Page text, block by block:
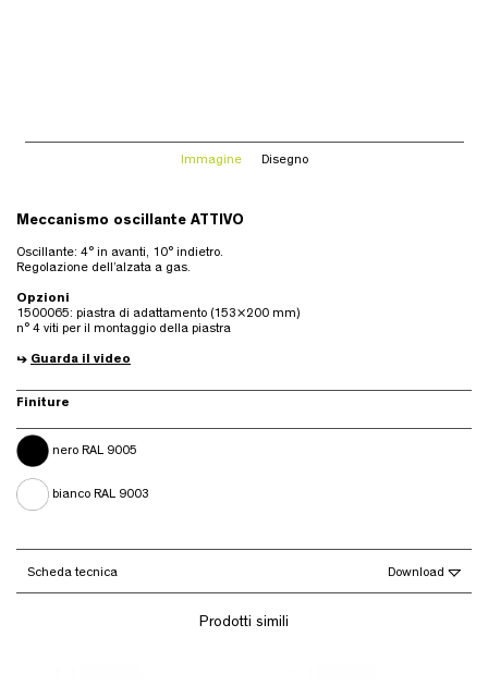
Immagine Disegno
Meccanismo oscillante ATTIVO
Oscillante: 4° in avanti, 10° indietro.
Regolazione dell’alzata a gas.
Opzioni
1500065: piastra di adattamento (153×200 mm)
n° 4 viti per il montaggio della piastra
↳ Guarda il video
Finiture
nero RAL 9005
bianco RAL 9003
Scheda tecnica Download
Prodotti simili